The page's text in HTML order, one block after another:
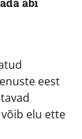
eest
elu ette